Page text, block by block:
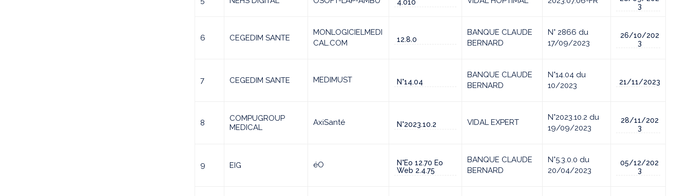
4.010
3
6 CEGEDIM SANTE
MONLOGICIELMEDI
CAL.COM
12.8.0
BANQUE CLAUDE
BERNARD
N° 2866 du
17/09/2023
26/10/202
3
7 CEGEDIM SANTE MEDIMUST N°14.04
BANQUE CLAUDE
BERNARD
N°14.04 du
10/2023
21/11/2023
8
COMPUGROUP
MEDICAL
AxiSanté N°2023.10.2 VIDAL EXPERT
N°2023.10.2 du
19/09/2023
28/11/202
3
9 EIG éO
N°Eo 12.70 Eo
Web 2.4.75
BANQUE CLAUDE
BERNARD
N°5.3.0.0 du
20/04/2023
05/12/202
3